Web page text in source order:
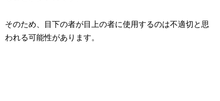
そのため、目下の者が目上の者に使用するのは不適切と思
われる可能性があります。